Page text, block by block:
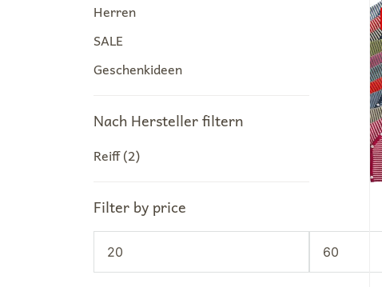
Herren
SALE
Geschenkideen
Nach Hersteller filtern
Reiff(2)
Filter by price
Min.
Preis
Max.
Preis